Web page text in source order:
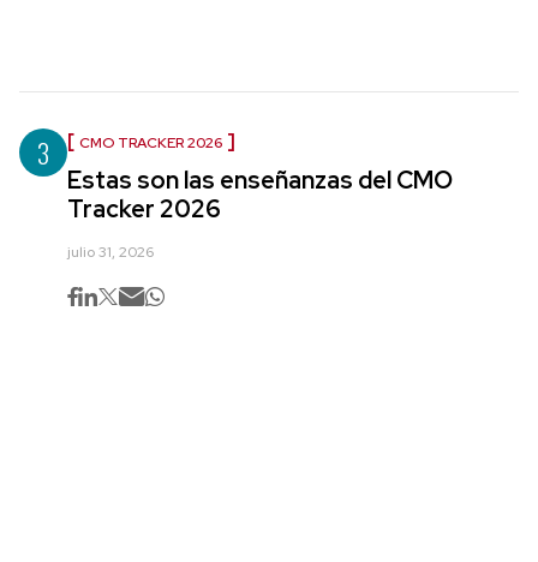
3 CMO TRACKER 2026
Estas son las enseñanzas del CMO
Tracker 2026
julio 31, 2026